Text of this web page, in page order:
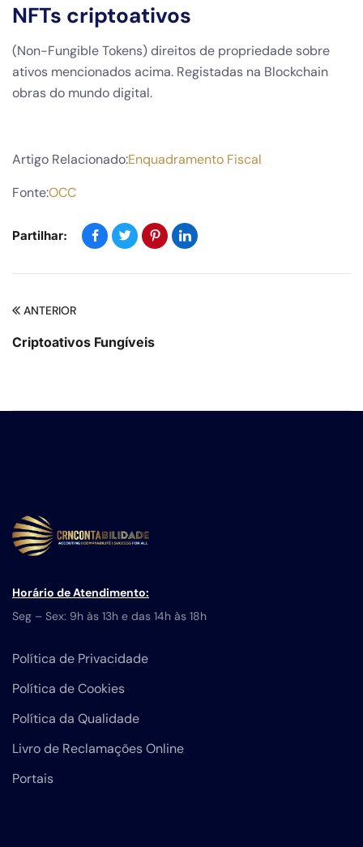
NFTs criptoativos
(Non-Fungible Tokens) direitos de propriedade sobre
ativos mencionados acima. Registadas na Blockchain
obras do mundo digital.
Artigo Relacionado:Enquadramento Fiscal
Fonte:OCC
Partilhar:
ANTERIOR
Criptoativos Fungíveis
Horário de Atendimento:
Seg – Sex: 9h às 13h e das 14h às 18h
Política de Privacidade
Política de Cookies
Política da Qualidade
Livro de Reclamações Online
Portais